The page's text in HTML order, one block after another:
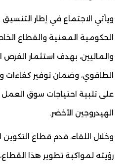
ويأتي الاجتماع في إطار
الحكومية المعنية والقطاع
والماليين، بهدف استثمار الفرص
الطاقوي، وضمان توفير كفاءات
على تلبية احتياجات سوق العمل
الهيدروجين الأخضر.
وخلال اللقاء، قدم قطاع
رؤيته لمواكبة تطوير هذا